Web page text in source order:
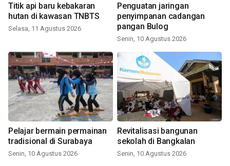
Titik api baru kebakaran
hutan di kawasan TNBTS
Selasa, 11 Agustus 2026
Penguatan jaringan
penyimpanan cadangan
pangan Bulog
Senin, 10 Agustus 2026
Pelajar bermain permainan
tradisional di Surabaya
Senin, 10 Agustus 2026
Revitalisasi bangunan
sekolah di Bangkalan
Senin, 10 Agustus 2026